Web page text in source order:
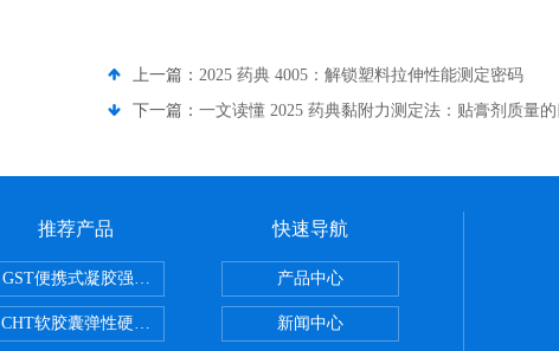
上一篇： 2025 药典 4005：解锁塑料拉伸性能测定密码
下一篇： 一文读懂 2025 药典黏附力测定法：贴膏剂质量
推荐产品
GST便携式凝胶强度测定仪
CHT软胶囊弹性硬度测试仪
快速导航
产品中心
新闻中心